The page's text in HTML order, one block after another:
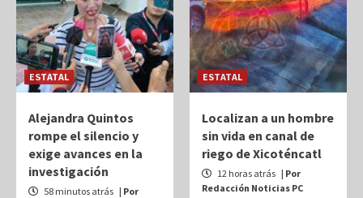
ESTATAL
Alejandra Quintos
rompe el silencio y
exige avances en la
investigación
58 minutos atrás | Por
ESTATAL
Localizan a un hombre
sin vida en canal de
riego de Xicoténcatl
12 horas atrás | Por
Redacción Noticias PC